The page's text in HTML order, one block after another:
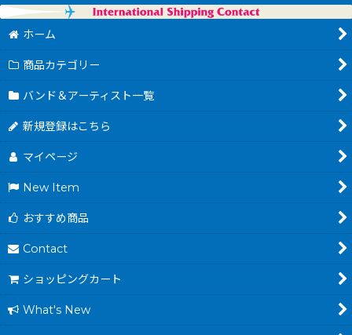
ホーム
商品カテゴリー
バンド＆アーティスト一覧
新規登録はこちら
マイページ
New Item
おすすめ商品
Contact
ショッピングカート
What's New